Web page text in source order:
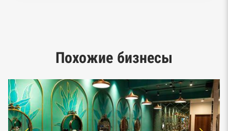
предпринимательства ФНС
Похожие бизнесы